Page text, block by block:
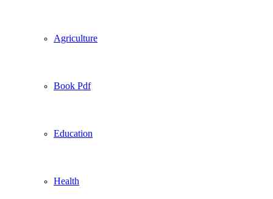
Agriculture
Book Pdf
Education
Health